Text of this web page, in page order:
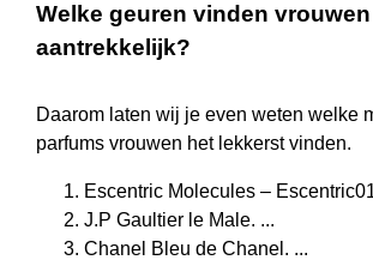
Welke geuren vinden vrouwen
aantrekkelijk?
Daarom laten wij je even weten welke
parfums vrouwen het lekkerst vinden.
Escentric Molecules –
J.P Gaultier le Male. ...
Chanel Bleu de Chanel. ...